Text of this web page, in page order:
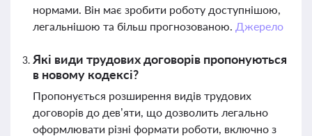
нормами. Він має зробити роботу доступнішою,
легальнішою та більш прогнозованою. Джерело
Які види трудових договорів пропонуються
в новому кодексі?
Пропонується розширення видів трудових
договорів до дев’яти, що дозволить легально
оформлювати різні формати роботи, включно з